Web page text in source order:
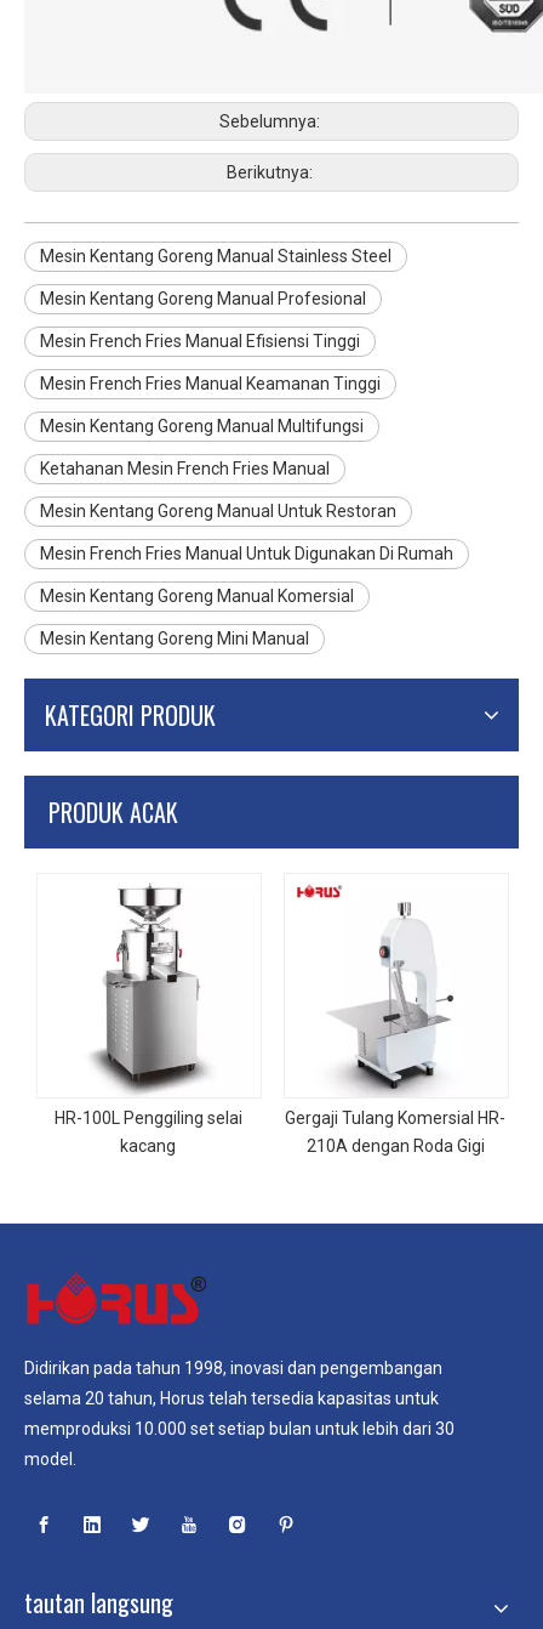
Sebelumnya:
Berikutnya:
Mesin Kentang Goreng Manual Stainless Steel
Mesin Kentang Goreng Manual Profesional
Mesin French Fries Manual Efisiensi Tinggi
Mesin French Fries Manual Keamanan Tinggi
Mesin Kentang Goreng Manual Multifungsi
Ketahanan Mesin French Fries Manual
Mesin Kentang Goreng Manual Untuk Restoran
Mesin French Fries Manual Untuk Digunakan Di Rumah
Mesin Kentang Goreng Manual Komersial
Mesin Kentang Goreng Mini Manual
KATEGORI PRODUK
PRODUK ACAK
HR-100L Penggiling selai
kacang
Gergaji Tulang Komersial HR-
210A dengan Roda Gigi
Didirikan pada tahun 1998, inovasi dan pengembangan
selama 20 tahun, Horus telah tersedia kapasitas untuk
memproduksi 10.000 set setiap bulan untuk lebih dari 30
model.
tautan langsung